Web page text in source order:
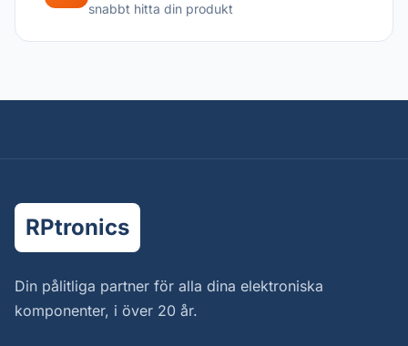
snabbt hitta din produkt
RPtronics
Din pålitliga partner för alla dina elektroniska
komponenter, i över 20 år.